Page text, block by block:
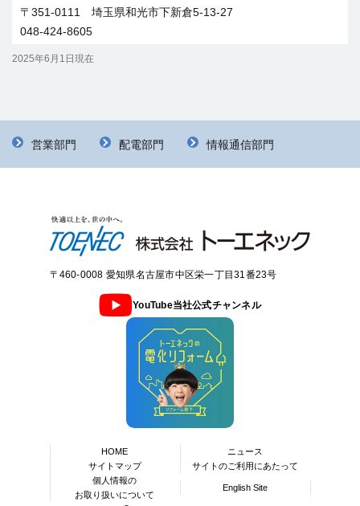
052-764-9261
（株）テクト
藤牧 克利
田村 英樹
トーツーフィールドエンジニアリング（株）
小栁 寿志
0566-95-7711
（株）トーテック
〒509-5117 岐阜県土岐市肥田浅野朝日町1-33
〒454-0936 愛知県名古屋市中川区高杉町330
052-362-5333
日昭電工（株）
〒351-0111 埼玉県和光市下新倉5-13-27
048-424-8605
2025年6月1日現在
営業部門 配電部門 情報通信部門
〒460-0008 愛知県名古屋市中区栄一丁目31番23号
YouTube当社公式チャンネル
HOME
ニュース
サイトマップ
サイトのご利用にあたって
個人情報の
お取り扱いについて
English Site